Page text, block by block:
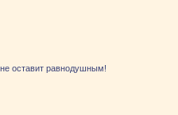
оставит равнодушным!